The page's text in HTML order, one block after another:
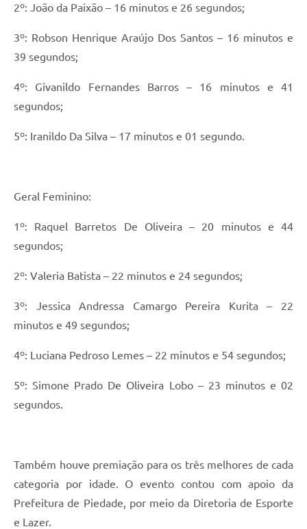
2º: João da Paixão – 16 minutos e 26 segundos;
3º: Robson Henrique Araújo Dos Santos – 16 minutos e
39 segundos;
4º: Givanildo Fernandes Barros – 16 minutos e 41
segundos;
5º: Iranildo Da Silva – 17 minutos e 01 segundo.
Geral Feminino:
1º: Raquel Barretos De Oliveira – 20 minutos e 44
segundos;
2º: Valeria Batista – 22 minutos e 24 segundos;
3º: Jessica Andressa Camargo Pereira Kurita – 22
minutos e 49 segundos;
4º: Luciana Pedroso Lemes – 22 minutos e 54 segundos;
5º: Simone Prado De Oliveira Lobo – 23 minutos e 02
segundos.
Também houve premiação para os três melhores de cada
categoria por idade. O evento contou com apoio da
Prefeitura de Piedade, por meio da Diretoria de Esporte
e Lazer.